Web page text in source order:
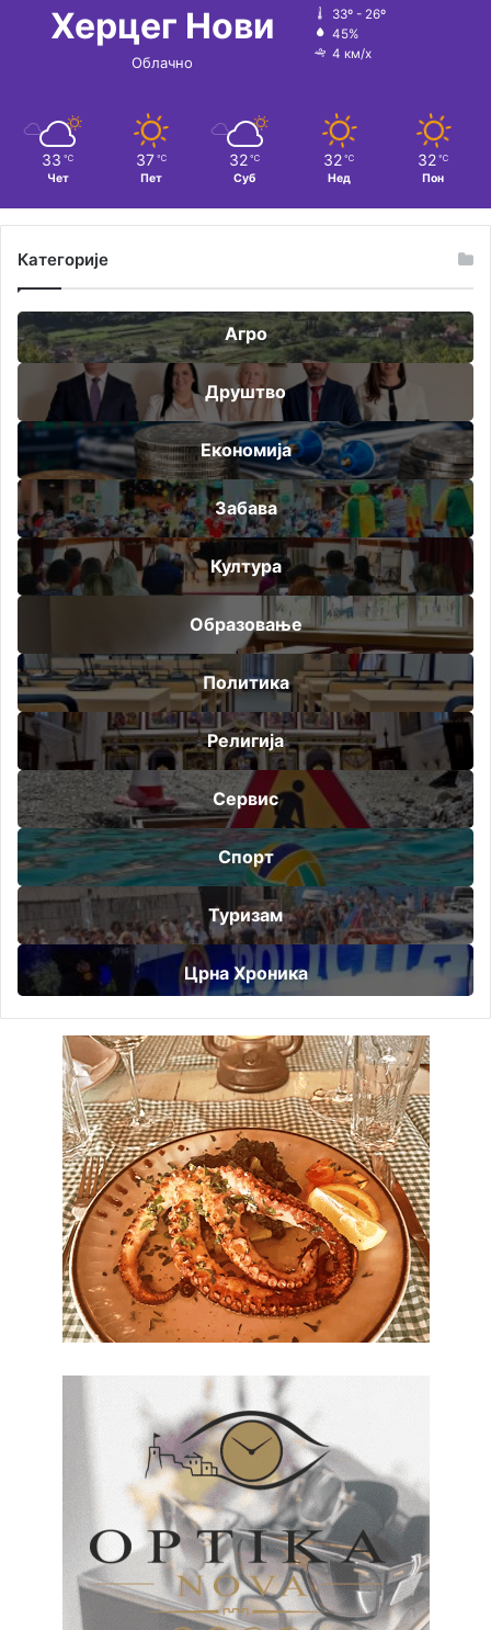
Херцег Нови
Облачно
33º - 26º
45%
4 км/х
33 ℃
Чет
37 ℃
Пет
32 ℃
Суб
32 ℃
Нед
32 ℃
Пон
Категорије
Агро
Друштво
Економија
Забава
Култура
Образовање
Политика
Религија
Сервис
Спорт
Туризам
Црна Хроника